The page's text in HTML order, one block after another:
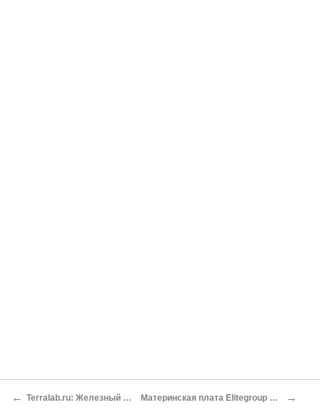
← Terralab.ru: Железный поток Mатеринская плата Elitegroup 915G-A →